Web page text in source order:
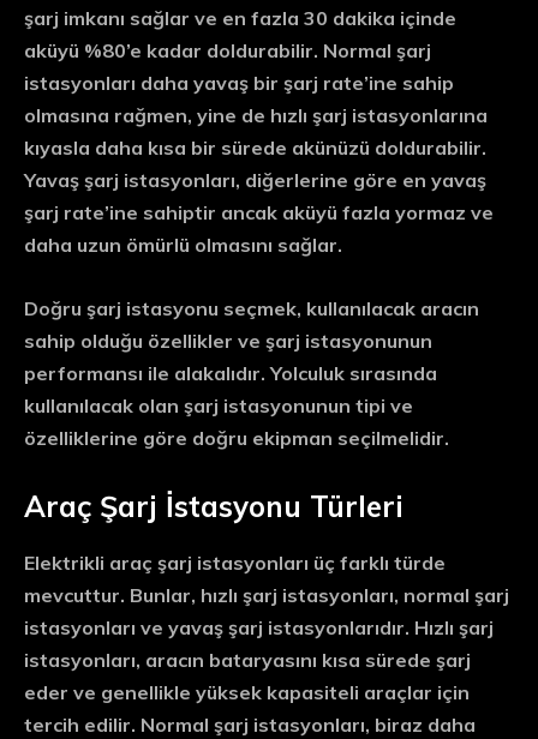
şarj imkanı sağlar ve en fazla 30 dakika içinde
aküyü %80’e kadar doldurabilir. Normal şarj
istasyonları daha yavaş bir şarj rate’ine sahip
olmasına rağmen, yine de hızlı şarj istasyonlarına
kıyasla daha kısa bir sürede akünüzü doldurabilir.
Yavaş şarj istasyonları, diğerlerine göre en yavaş
şarj rate’ine sahiptir ancak aküyü fazla yormaz ve
daha uzun ömürlü olmasını sağlar.
Doğru şarj istasyonu seçmek, kullanılacak aracın
sahip olduğu özellikler ve şarj istasyonunun
performansı ile alakalıdır. Yolculuk sırasında
kullanılacak olan şarj istasyonunun tipi ve
özelliklerine göre doğru ekipman seçilmelidir.
Araç Şarj İstasyonu Türleri
Elektrikli araç şarj istasyonları üç farklı türde
mevcuttur. Bunlar, hızlı şarj istasyonları, normal şarj
istasyonları ve yavaş şarj istasyonlarıdır. Hızlı şarj
istasyonları, aracın bataryasını kısa sürede şarj
eder ve genellikle yüksek kapasiteli araçlar için
tercih edilir. Normal şarj istasyonları, biraz daha